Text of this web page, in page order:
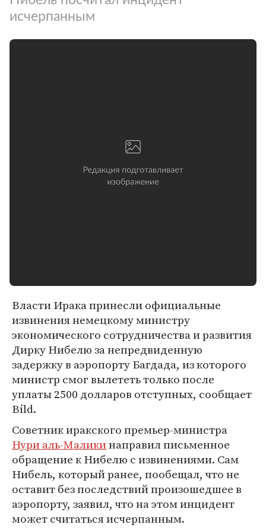
исчерпанным
Власти Ирака принесли официальные
извинения немецкому министру
экономического сотрудничества и развития
Дирку Нибелю за непредвиденную
задержку в аэропорту Багдада, из которого
министр смог вылететь только после
уплаты 2500 долларов отступных, сообщает
Bild.
Советник иракского премьер-министра
Нури аль-Маликинаправил письменное
обращение к Нибелю с извинениями. Сам
Нибель, который ранее, пообещал, что не
оставит без последствий произошедшее в
аэропорту, заявил, что на этом инцидент
может считаться исчерпанным.